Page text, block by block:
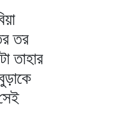
তর
তাহার